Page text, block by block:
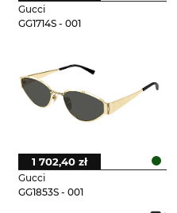
Gucci
GG1714S - 001
Gucci
GG1853S - 001
1 702,40 zł